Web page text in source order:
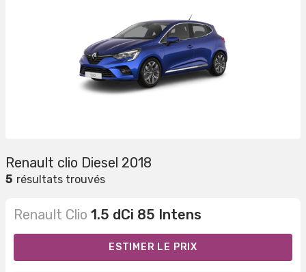
Renault clio Diesel 2018
5 résultats trouvés
Renault Clio 1.5 dCi 85 Intens
ESTIMER LE PRIX